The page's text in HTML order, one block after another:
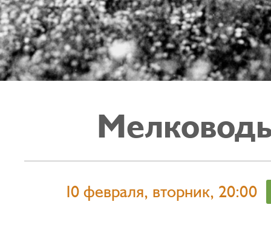
10 февраля, вторник, 20:00